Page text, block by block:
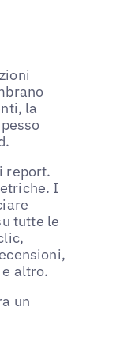
la
report.
I
tutte le
altro.
un